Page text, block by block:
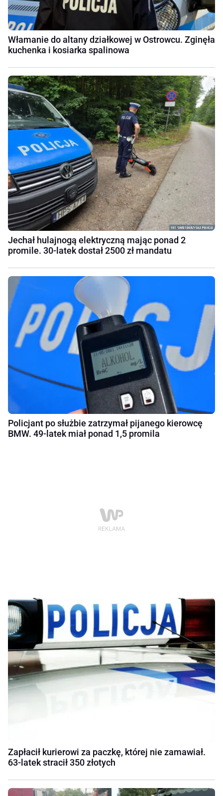
Włamanie do altany działkowej w Ostrowcu. Zginęła
kuchenka i kosiarka spalinowa
Jechał hulajnogą elektryczną mając ponad 2
promile. 30-latek dostał 2500 zł mandatu
Policjant po służbie zatrzymał pijanego kierowcę
BMW. 49-latek miał ponad 1,5 promila
Zapłacił kurierowi za paczkę, której nie zamawiał.
63-latek stracił 350 złotych